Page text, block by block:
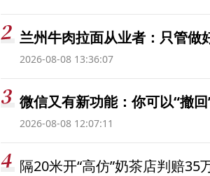
兰州牛肉拉面从业者：只管做
2026-08-08 13:36:07
微信又有新功能：你可以“撤回
2026-08-08 12:07:11
隔20米开“高仿”奶茶店判赔35